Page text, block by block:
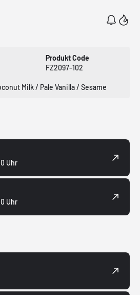
Produkt Code
FZ2097-102
Milk / Pale Vanilla / Sesame
Uhr
Uhr